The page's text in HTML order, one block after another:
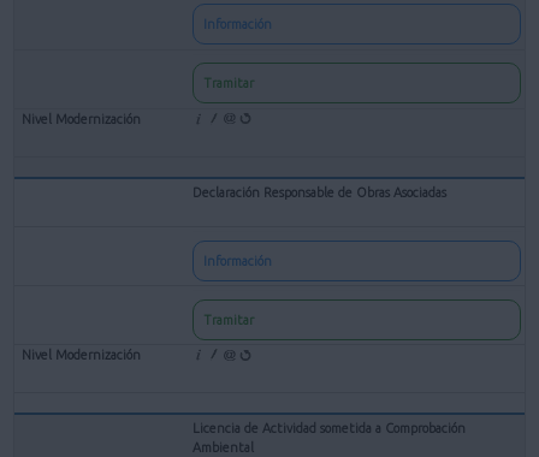
Información
Tramitar
Declaración Responsable de Obras Asociadas
Información
Tramitar
Licencia de Actividad sometida a Comprobación
Ambiental